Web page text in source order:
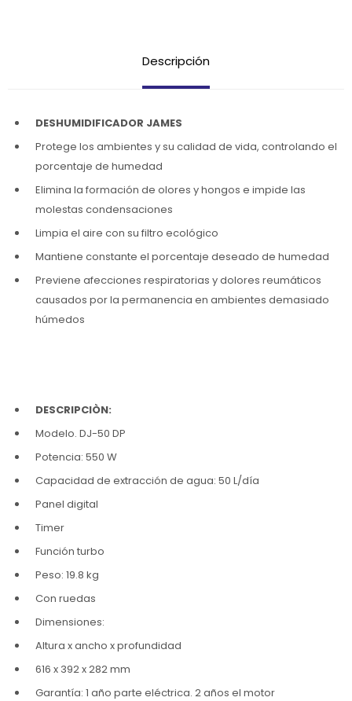
Descripción
DESHUMIDIFICADOR JAMES
Protege los ambientes y su calidad de vida, controlando el
porcentaje de humedad
Elimina la formación de olores y hongos e impide las
molestas condensaciones
Limpia el aire con su filtro ecológico
Mantiene constante el porcentaje deseado de humedad
Previene afecciones respiratorias y dolores reumáticos
causados por la permanencia en ambientes demasiado
húmedos
DESCRIPCIÒN:
Modelo. DJ-50 DP
Potencia: 550 W
Capacidad de extracción de agua: 50 L/día
Panel digital
Timer
Función turbo
Peso: 19.8 kg
Con ruedas
Dimensiones:
Altura x ancho x profundidad
616 x 392 x 282 mm
Garantía: 1 año parte eléctrica. 2 años el motor